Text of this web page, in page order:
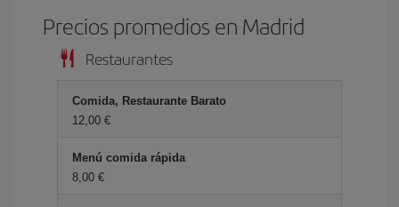
Precios promedios en Madrid
Restaurantes
Comida, Restaurante Barato
12,00
Menú comida rápida
8,00